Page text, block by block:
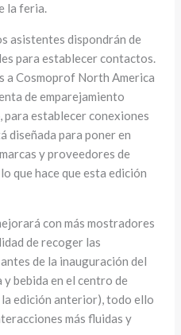
la feria.
asistentes dispondrán de
para establecer contactos.
a Cosmoprof North America
de emparejamiento
para establecer conexiones
diseñada para poner en
y proveedores de
que hace que esta edición
con más mostradores
de recoger las
de la inauguración del
bebida en el centro de
la edición anterior), todo ello
más fluidas y